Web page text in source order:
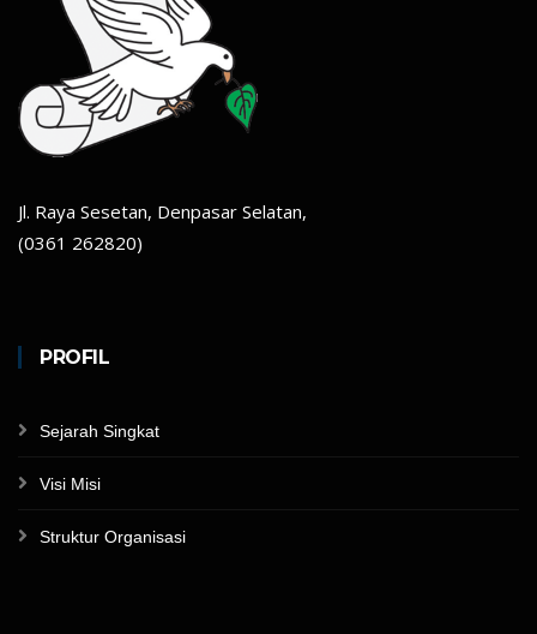
Jl. Raya Sesetan, Denpasar Selatan,
(0361 262820)
PROFIL
Sejarah Singkat
Visi Misi
Struktur Organisasi